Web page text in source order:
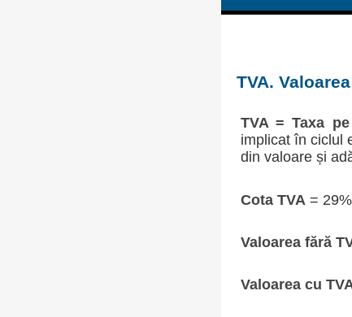
TVA.
TVA = Taxa
implicat în ciclul
din valoare și
Cota TVA = 29%
Valoarea fără
Valoarea cu